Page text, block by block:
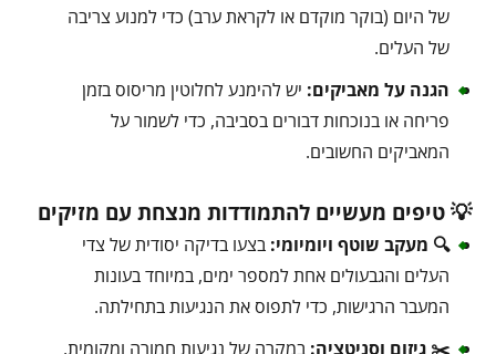
של היום (בוקר מוקדם או לקראת ערב) כדי למנוע צריבה
של העלים.
הגנה על מאביקים: יש להימנע לחלוטין מריסוס בזמן
פריחה או בנוכחות דבורים בסביבה, כדי לשמור על
המאביקים החשובים.
💡 טיפים מעשיים להתמודדות מנצחת עם מזיקים
🔍 מעקב שוטף ויומיומי: בצעו בדיקה יסודית של צדי
העלים והגבעולים אחת למספר ימים, במיוחד בעונות
המעבר הרגישות, כדי לתפוס את הנגיעות בתחילתה.
✂️ גיזום וסניטציה: במקרה של נגיעות חמורה ומקומית,